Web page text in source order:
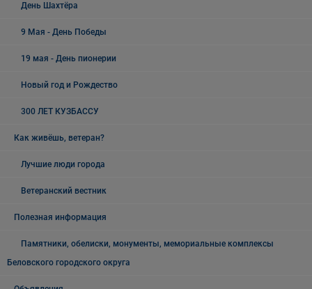
День Шахтёра
9 Мая - День Победы
19 мая - День пионерии
Новый год и Рождество
300 ЛЕТ КУЗБАССУ
Как живёшь, ветеран?
Лучшие люди города
Ветеранский вестник
Полезная информация
Памятники, обелиски, монументы, мемориальные комплексы
Беловского городского округа